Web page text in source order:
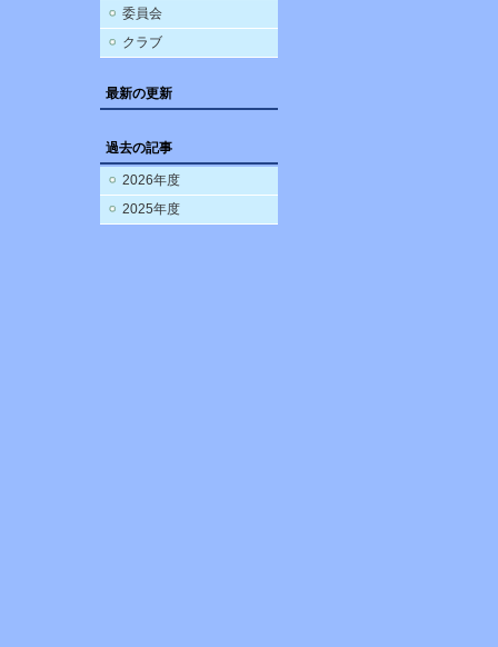
委員会
クラブ
最新の更新
過去の記事
2026年度
2025年度